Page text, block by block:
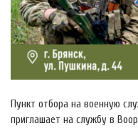
Пункт отбора на военную
приглашает на службу в